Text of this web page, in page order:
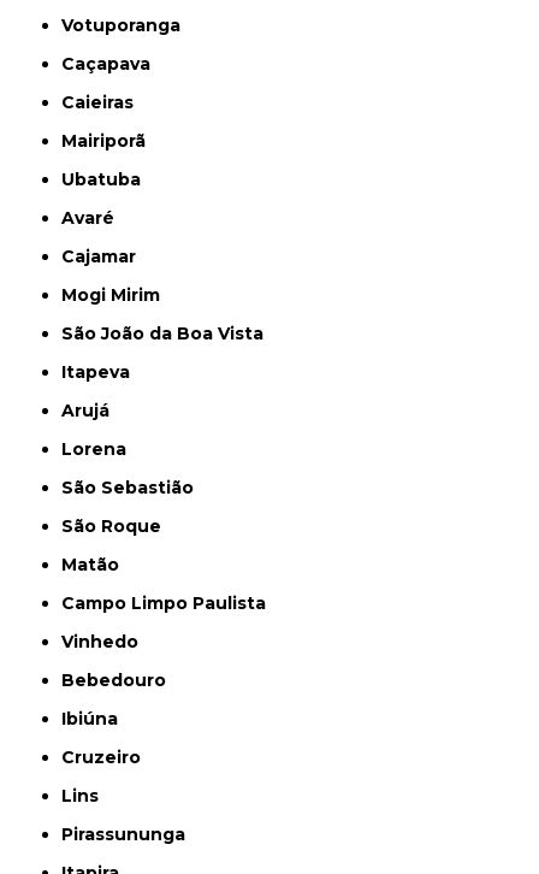
Votuporanga
Caçapava
Caieiras
Mairiporã
Ubatuba
Avaré
Cajamar
Mogi Mirim
São João da Boa Vista
Itapeva
Arujá
Lorena
São Sebastião
São Roque
Matão
Campo Limpo Paulista
Vinhedo
Bebedouro
Ibiúna
Cruzeiro
Lins
Pirassununga